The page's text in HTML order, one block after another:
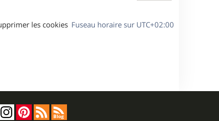
Fuseau horaire sur UTC+02:00
les cookies